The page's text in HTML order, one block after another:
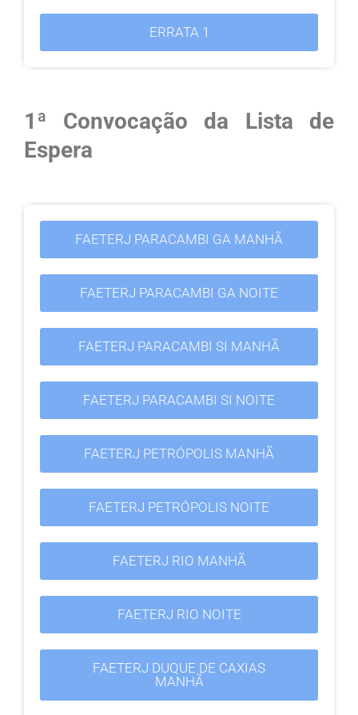
ERRATA 1
1ª Convocação da Lista de
Espera
FAETERJ PARACAMBI GA MANHÃ
FAETERJ PARACAMBI GA NOITE
FAETERJ PARACAMBI SI MANHÃ
FAETERJ PARACAMBI SI NOITE
FAETERJ PETRÓPOLIS MANHÃ
FAETERJ PETRÓPOLIS NOITE
FAETERJ RIO MANHÃ
FAETERJ RIO NOITE
FAETERJ DUQUE DE CAXIAS
MANHÃ